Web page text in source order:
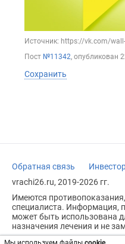
Источник: https://vk.com/
Пост №11342, опубликован
Сохранить
Обратная связь
vrachi26.ru, 2019-2026 гг.
Имеются
специалиста. Информация,
может быть использована
назначения лечения и не
Возрастное ограничение: 18+